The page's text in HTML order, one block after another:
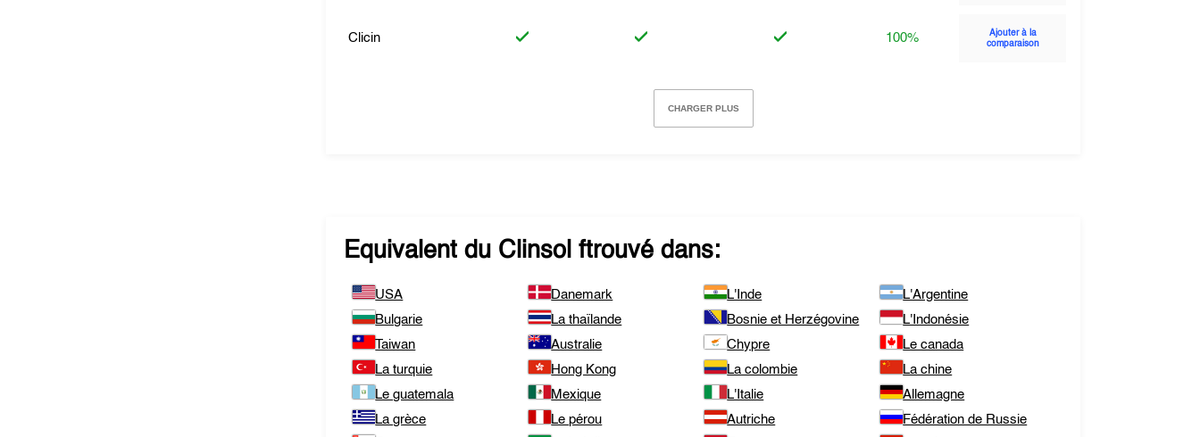
Clicin 100%
Ajouter à la
comparaison
CHARGER PLUS
Equivalent du Clinsol ftrouvé dans:
USA Danemark L'Inde
L'Argentine
Bulgarie
La thaïlande Bosnie et Herzégovine
L'Indonésie
Taiwan
Australie Chypre
Le canada
La turquie
Hong Kong La colombie
La chine
Le guatemala
Mexique L'Italie
Allemagne
La grèce
Le pérou Autriche
Fédération de Russie